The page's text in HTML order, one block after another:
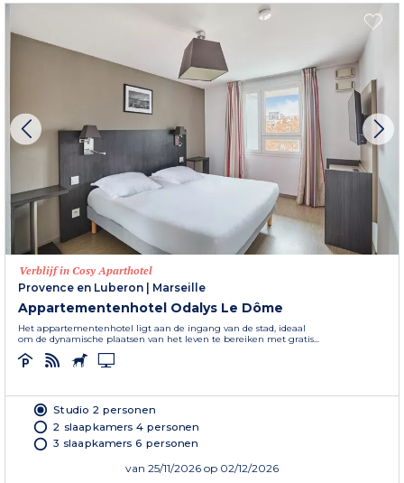
Verblijf in Cosy Aparthotel
Provence en Luberon
Marseille
Appartementenhotel Odalys Le Dôme
Het appartementenhotel ligt aan de ingang van de stad, ideaal
om de dynamische plaatsen van het leven te bereiken met gratis...
Studio 2 personen
2 slaapkamers 4 personen
3 slaapkamers 6 personen
van 25/11/2026 op 02/12/2026